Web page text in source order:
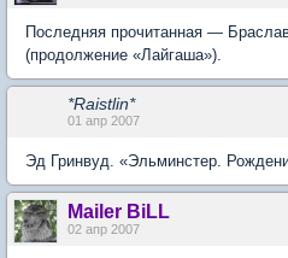
Последняя прочитанная —
(продолжение «Лайгаша»).
*Raistlin*
01 апр 2007
Эд Гринвуд. «Эльминстер.
Mailer BiLL
02 апр 2007